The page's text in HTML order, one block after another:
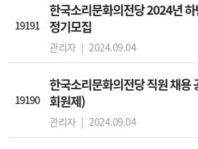
19191
한국소리문화의전당 2024년
정기모집
관리자 | 2024.09.04
19190
한국소리문화의전당 직원 채용
회원제)
관리자 | 2024.09.04